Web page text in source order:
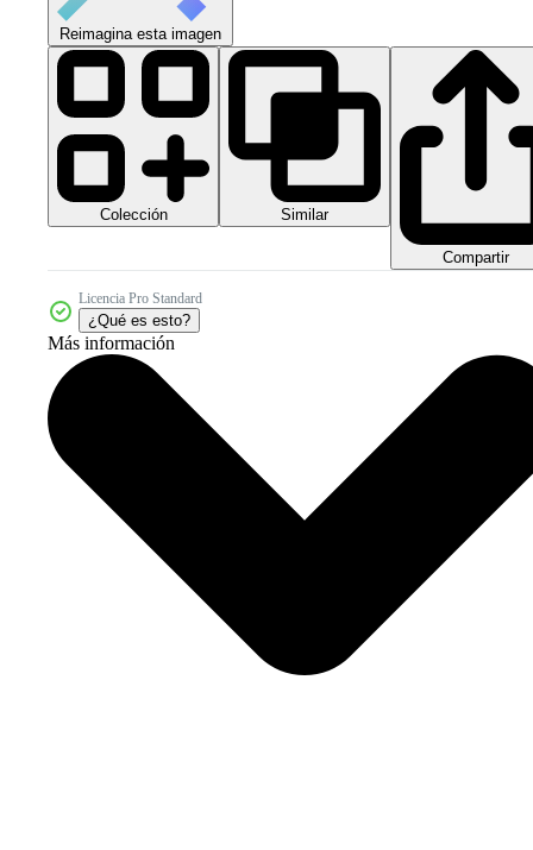
Reimagina esta imagen
Colección Similar
Compartir
Licencia Pro Standard
¿Qué es esto?
Más información